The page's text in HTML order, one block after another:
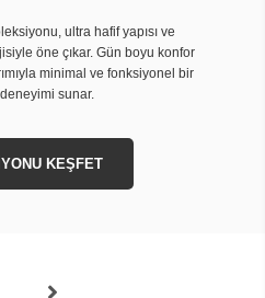
ultra hafif yapısı ve
öne çıkar. Gün boyu konfor
minimal ve fonksiyonel bir
sunar.
KEŞFET